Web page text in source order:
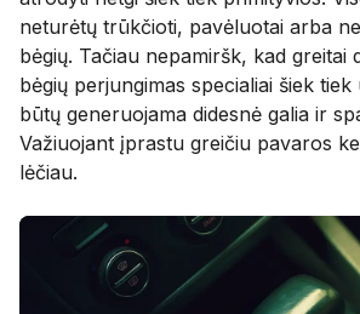
neturėtų trūkčioti, pavėluotai arba
bėgių. Tačiau nepamiršk, kad greitai
bėgių perjungimas specialiai šiek
būtų generuojama didesnė galia ir
Važiuojant įprastu greičiu pavaros
lėčiau.